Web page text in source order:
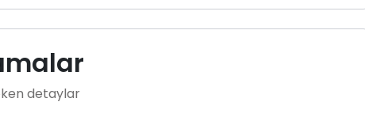
detaylar